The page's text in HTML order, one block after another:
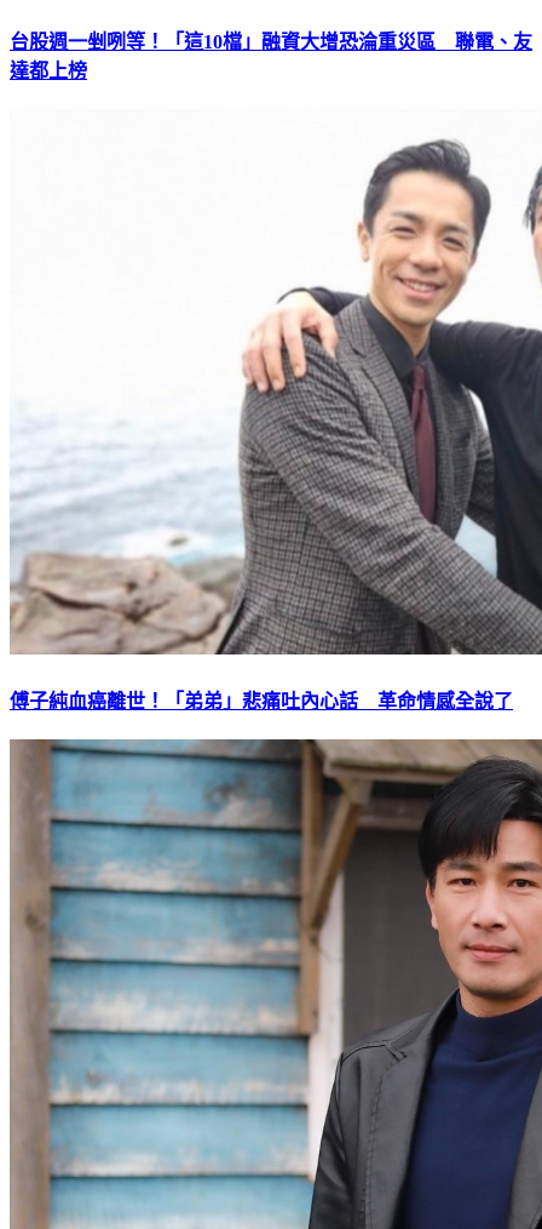
台股週一剉咧等！「這10檔」融資大增恐淪重災區 聯電、友
達都上榜
傅子純血癌離世！「弟弟」悲痛吐內心話 革命情感全說了